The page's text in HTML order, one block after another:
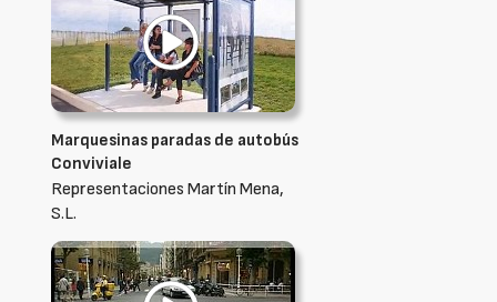
Marquesinas paradas de autobús
Conviviale
Representaciones Martín Mena,
S.L.